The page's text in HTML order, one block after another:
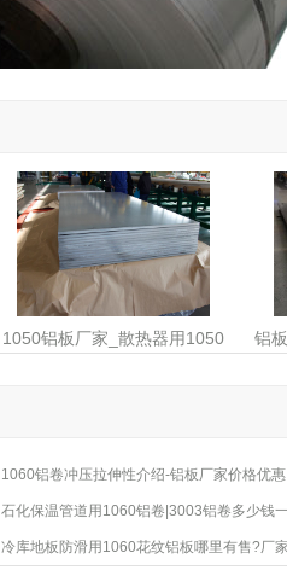
1050铝板厂家_散热器用1050 铝
1060铝卷冲压拉伸性介绍-铝板厂家价格优惠
石化保温管道用1060铝卷|3003铝卷多少钱
冷库地板防滑用1060花纹铝板哪里有售?厂